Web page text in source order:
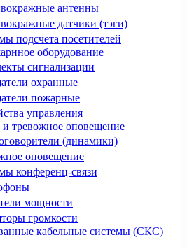
антенны
датчики (тэги)
подсчета посетителей
оборудование
сигнализации
охранные
пожарные
управления
тревожное оповещение
(динамики)
оповещение
конференц-связи
мощности
громкости
кабельные системы (СКС)